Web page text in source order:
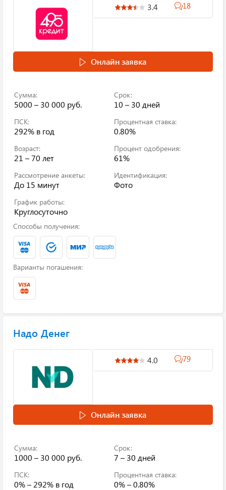
3.4 18
Онлайн заявка
Сумма:
5000 – 30 000 руб.
Срок:
10 – 30 дней
ПСК:
292% в год
Процентная ставка:
0.80%
Возраст:
21 – 70 лет
Процент одобрения:
61%
Рассмотрение анкеты:
До 15 минут
Идентификация:
Фото
График работы:
Круглосуточно
Способы получения:
Варианты погашения:
Надо Денег
4.0 79
Онлайн заявка
Сумма:
1000 – 30 000 руб.
Срок:
7 – 30 дней
ПСК:
0% – 292% в год
Процентная ставка:
0% – 0.80%